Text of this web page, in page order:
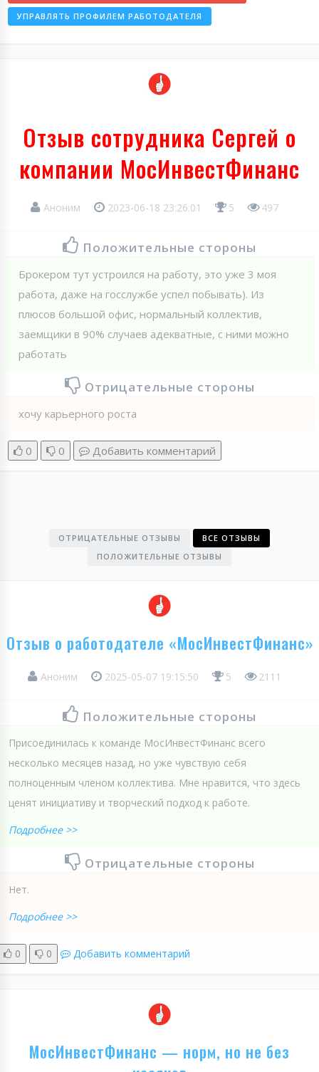
УПРАВЛЯТЬ ПРОФИЛЕМ РАБОТОДАТЕЛЯ
Отзыв сотрудника Сергей о
компании МосИнвестФинанс
Аноним 2023-06-18 23:26:01 5 497
Положительные стороны
Брокером тут устроился на работу, это уже 3 моя
работа, даже на госслужбе успел побывать). Из
плюсов большой офис, нормальный коллектив,
заемщики в 90% случаев адекватные, с ними можно
работать
Отрицательные стороны
хочу карьерного роста
0 0 Добавить комментарий
ОТРИЦАТЕЛЬНЫЕ ОТЗЫВЫ
ВСЕ ОТЗЫВЫ
ПОЛОЖИТЕЛЬНЫЕ ОТЗЫВЫ
Отзыв о работодателе «МосИнвестФинанс»
Аноним 2025-05-07 19:15:50 5 2111
Положительные стороны
Присоединилась к команде МосИнвестФинанс всего
несколько месяцев назад, но уже чувствую себя
полноценным членом коллектива. Мне нравится, что здесь
ценят инициативу и творческий подход к работе.
Подробнее >>
Отрицательные стороны
Нет.
Подробнее >>
0 0 Добавить комментарий
МосИнвестФинанс — норм, но не без